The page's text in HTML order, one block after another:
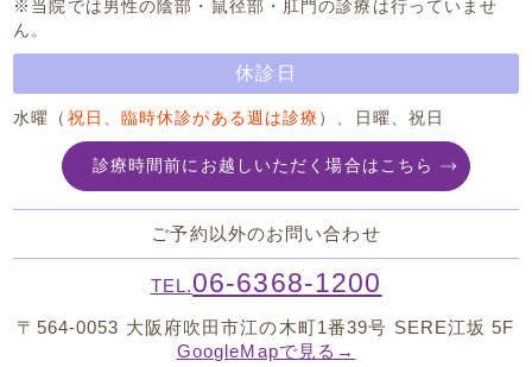
※当院では男性の陰部・鼠径部・肛門の診療は行っていませ
ん。
休診日
水曜（ 祝日、臨時休診がある週は診療 ）、日曜、祝日
診療時間前にお越しいただく場合はこちら
ご予約以外のお問い合わせ
TEL.06-6368-1200
〒564-0053 大阪府吹田市江の木町1番39号 SERE江坂 5F
GoogleMapで見る→